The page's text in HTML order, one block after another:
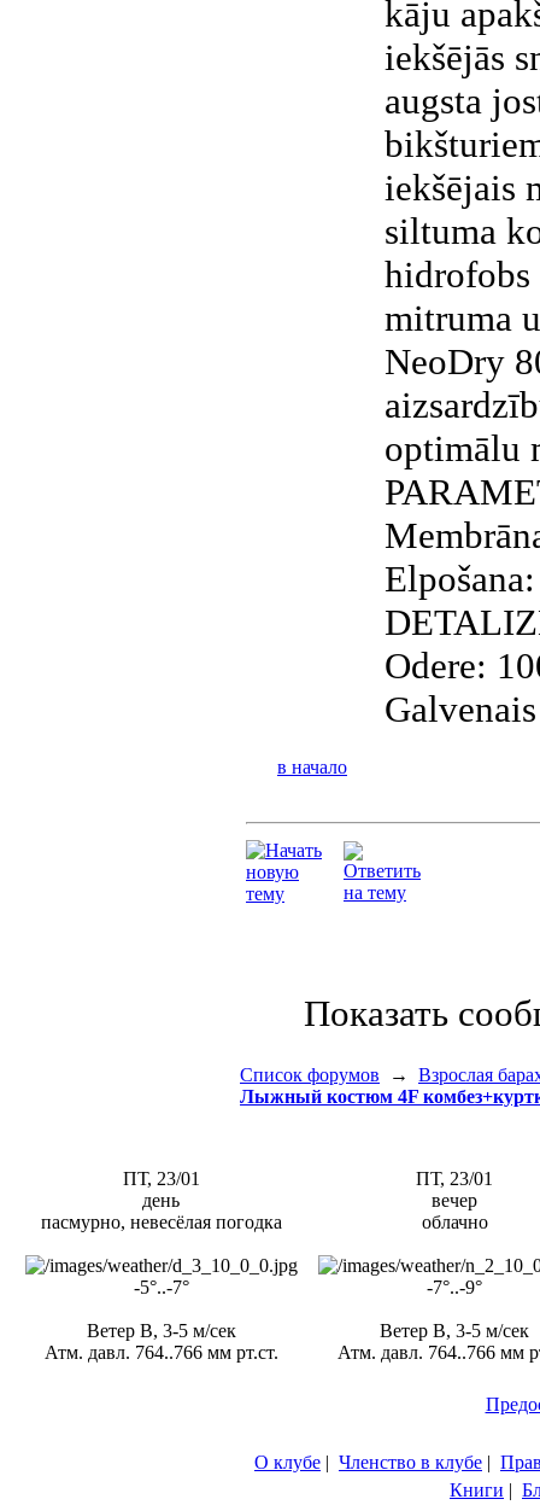
kāju
iekšējās
augsta
iekšējais
siltuma
hidrofobs
mitruma
NeoDry
optimālu
Odere:
в начало
Показать
Список форумов → Взрослая
Лыжный костюм 4F
ПТ, 23/01
день
пасмурно, невесёлая погодка
-5°..-7°
Ветер В, 3-5 м/сек
Атм. давл. 764..766 мм рт.ст.
ПТ, 23/01
вечер
облачно
-7°..-9°
Ветер В, 3-5 м/сек
Атм. давл. 764..766 мм
О клубе | Членство в клубе |
Книги |